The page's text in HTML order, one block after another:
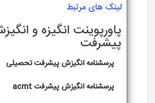
لینک های مرتبط
پاورپوینت انگیزه و
پیشرفت
پرسشنامه انگیزش پیشرفت تحصیلی
پرسشنامه انگیزش پیشرفت acmt